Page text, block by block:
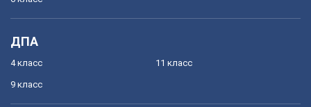
ДПА
4 класс
9 класс
11 класс